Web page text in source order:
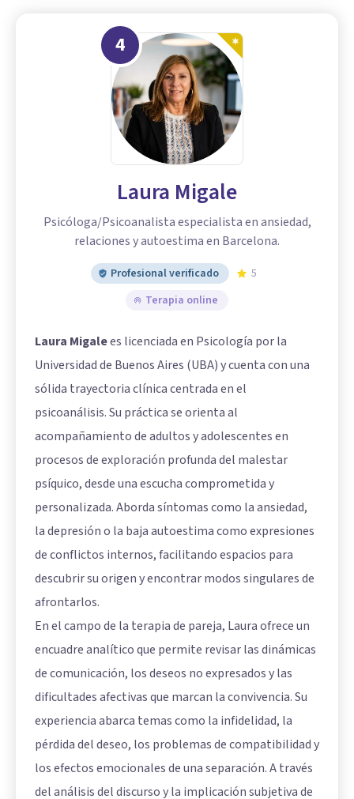
4
Laura Migale
Psicóloga/Psicoanalista especialista en ansiedad,
relaciones y autoestima en Barcelona.
Profesional verificado
5
Terapia online
Laura Migalees licenciada en Psicología por la
Universidad de Buenos Aires (UBA) y cuenta con una
sólida trayectoria clínica centrada en el
psicoanálisis. Su práctica se orienta al
acompañamiento de adultos y adolescentes en
procesos de exploración profunda del malestar
psíquico, desde una escucha comprometida y
personalizada. Aborda síntomas como la ansiedad,
la depresión o la baja autoestima como expresiones
de conflictos internos, facilitando espacios para
descubrir su origen y encontrar modos singulares de
afrontarlos.
En el campo de la terapia de pareja, Laura ofrece un
encuadre analítico que permite revisar las dinámicas
de comunicación, los deseos no expresados y las
dificultades afectivas que marcan la convivencia. Su
experiencia abarca temas como la infidelidad, la
pérdida del deseo, los problemas de compatibilidad y
los efectos emocionales de una separación. A través
del análisis del discurso y la implicación subjetiva de